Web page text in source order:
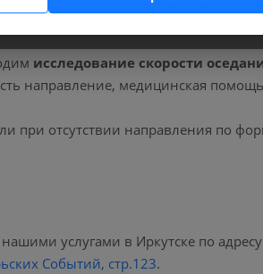
исследование скорости
направление, медицинская
при отсутствии направления по
услугами в Иркутске по
Событий, стр.123.